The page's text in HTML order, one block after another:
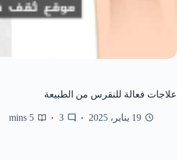
علاجات فعالة للنقرس من الطبيعة
19 يناير، 2025 3
5 mins